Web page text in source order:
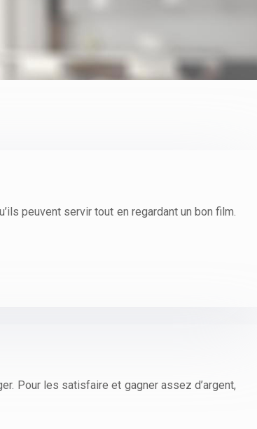
peuvent servir tout en regardant un bon film.
Pour les satisfaire et gagner assez d’argent,